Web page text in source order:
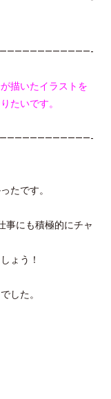
描いたイラストを
たいです。
たです。
事にも積極的にチャ
ょう！
した。